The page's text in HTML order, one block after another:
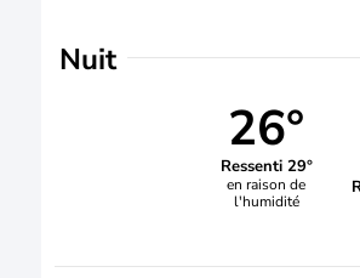
Nuit
26°
Ressenti 29°
en raison de
l'humidité